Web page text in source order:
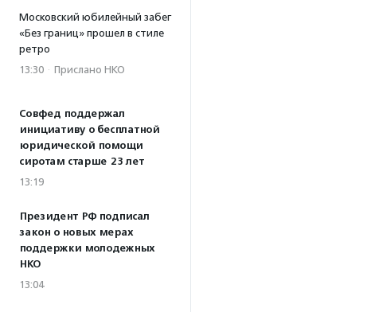
Московский юбилейный забег
«Без границ» прошел в стиле
ретро
13:30 · Прислано НКО
Совфед поддержал
инициативу о бесплатной
юридической помощи
сиротам старше 23 лет
13:19
Президент РФ подписал
закон о новых мерах
поддержки молодежных
НКО
13:04